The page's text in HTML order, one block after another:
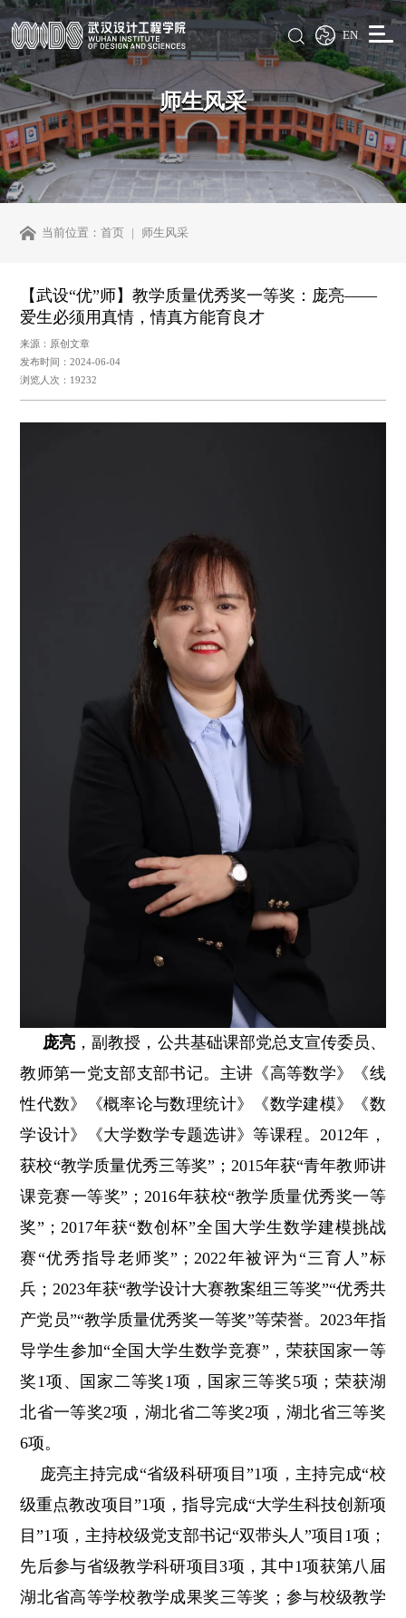
EN
师生风采
当前位置：首页 师生风采
【武设“优”师】教学质量优秀奖一等奖：庞亮——
爱生必须用真情，情真方能育良才
来源：原创文章
发布时间：2024-06-04
浏览人次：19232
庞亮 ，副教授，公共基础课部党总支宣传委员、
教师第一党支部支部书记。主讲《高等数学》《线
性代数》《概率论与数理统计》《数学建模》《数
学设计》《大学数学专题选讲》等课程。2012年，
获校“教学质量优秀三等奖”；2015年获“青年教师讲
课竞赛一等奖”；2016年获校“教学质量优秀奖一等
奖”；2017年获“数创杯”全国大学生数学建模挑战
赛“优秀指导老师奖”；2022年被评为“三育人”标
兵；2023年获“教学设计大赛教案组三等奖”“优秀共
产党员”“教学质量优秀奖一等奖”等荣誉。2023年指
导学生参加“全国大学生数学竞赛”，荣获国家一等
奖1项、国家二等奖1项，国家三等奖5项；荣获湖
北省一等奖2项，湖北省二等奖2项，湖北省三等奖
6项。
庞亮主持完成“省级科研项目”1项，主持完成“校
级重点教改项目”1项，指导完成“大学生科技创新项
目”1项，主持校级党支部书记“双带头人”项目1项；
先后参与省级教学科研项目3项，其中1项获第八届
湖北省高等学校教学成果奖三等奖；参与校级教学